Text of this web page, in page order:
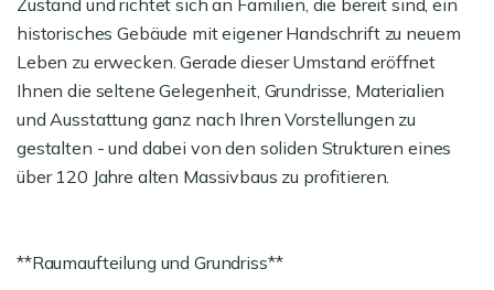
Zustand und richtet sich an Familien, die bereit sind, ein
historisches Gebäude mit eigener Handschrift zu neuem
Leben zu erwecken. Gerade dieser Umstand eröffnet
Ihnen die seltene Gelegenheit, Grundrisse, Materialien
und Ausstattung ganz nach Ihren Vorstellungen zu
gestalten - und dabei von den soliden Strukturen eines
über 120 Jahre alten Massivbaus zu profitieren.
**Raumaufteilung und Grundriss**